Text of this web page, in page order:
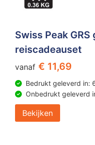
Swiss Peak
reiscadeauset
vanaf € 11,69
Bedrukt geleverd in:
Onbedrukt geleverd
Bekijken